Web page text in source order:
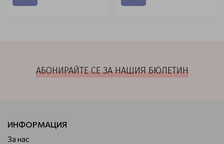
АБОНИРАЙТЕ СЕ ЗА НАШИЯ БЮЛЕТИН
ИНФОРМАЦИЯ
За нас